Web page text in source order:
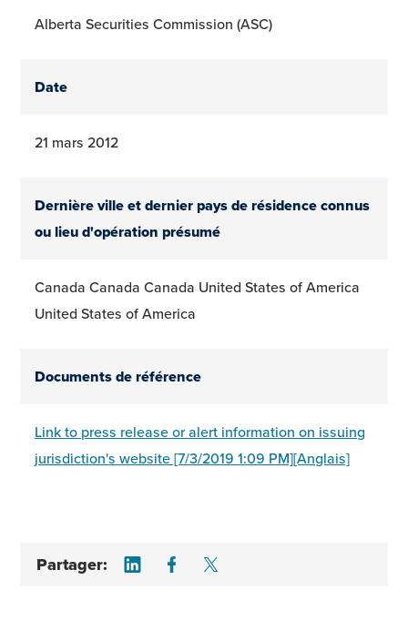
Alberta Securities Commission (ASC)
Date
21 mars 2012
Dernière ville et dernier pays de résidence connus
ou lieu d'opération présumé
Canada Canada Canada United States of America
United States of America
Documents de référence
Link to press release or alert information on issuing
jurisdiction's website [7/3/2019 1:09 PM][Anglais]
Partager: Share on LinkedIn
Share on Facebook